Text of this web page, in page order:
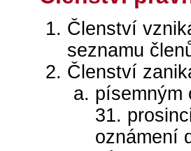
Členství
seznamu
Členství
písemným
31.
oznámení